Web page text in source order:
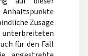
Zusage
unterbreiteten
für den Fall